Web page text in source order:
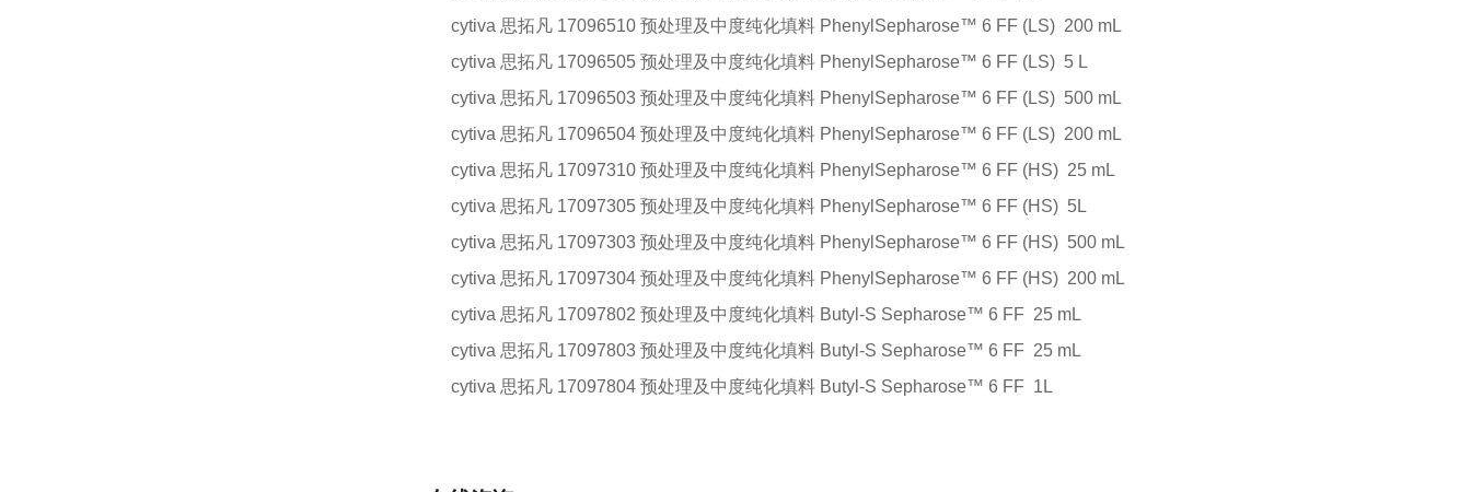
cytiva 思拓凡 17096510 预处理及中度纯化填料 PhenylSepharose™ 6 FF (LS) 200 mL
cytiva 思拓凡 17096505 预处理及中度纯化填料 PhenylSepharose™ 6 FF (LS) 5 L
cytiva 思拓凡 17096503 预处理及中度纯化填料 PhenylSepharose™ 6 FF (LS) 500 mL
cytiva 思拓凡 17096504 预处理及中度纯化填料 PhenylSepharose™ 6 FF (LS) 200 mL
cytiva 思拓凡 17097310 预处理及中度纯化填料 PhenylSepharose™ 6 FF (HS) 25 mL
cytiva 思拓凡 17097305 预处理及中度纯化填料 PhenylSepharose™ 6 FF (HS) 5L
cytiva 思拓凡 17097303 预处理及中度纯化填料 PhenylSepharose™ 6 FF (HS) 500 mL
cytiva 思拓凡 17097304 预处理及中度纯化填料 PhenylSepharose™ 6 FF (HS) 200 mL
cytiva 思拓凡 17097802 预处理及中度纯化填料 Butyl-S Sepharose™ 6 FF 25 mL
cytiva 思拓凡 17097803 预处理及中度纯化填料 Butyl-S Sepharose™ 6 FF 25 mL
cytiva 思拓凡 17097804 预处理及中度纯化填料 Butyl-S Sepharose™ 6 FF 1L